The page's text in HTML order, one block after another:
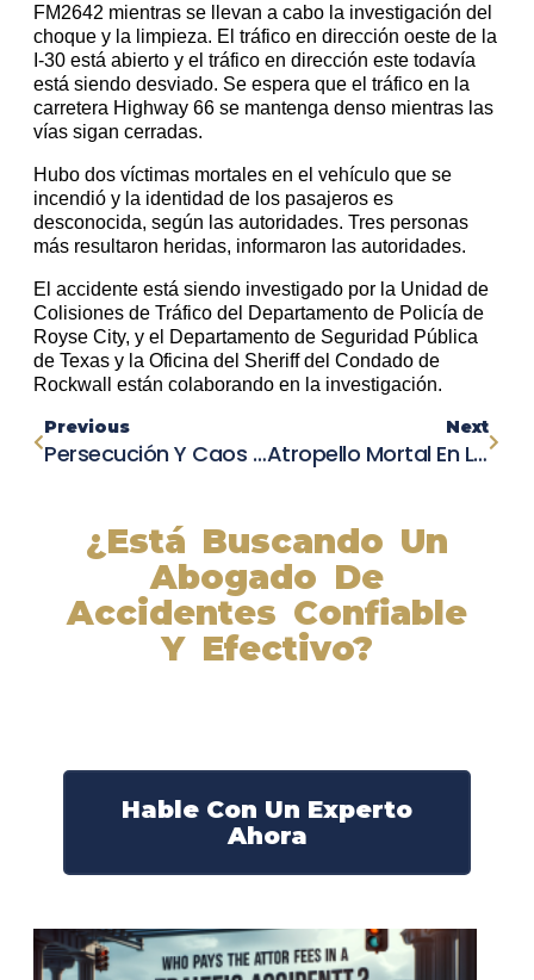
FM2642 mientras se llevan a cabo la investigación del
choque y la limpieza. El tráfico en dirección oeste de la
I-30 está abierto y el tráfico en dirección este todavía
está siendo desviado. Se espera que el tráfico en la
carretera Highway 66 se mantenga denso mientras las
vías sigan cerradas.
Hubo dos víctimas mortales en el vehículo que se
incendió y la identidad de los pasajeros es
desconocida, según las autoridades. Tres personas
más resultaron heridas, informaron las autoridades.
El accidente está siendo investigado por la Unidad de
Colisiones de Tráfico del Departamento de Policía de
Royse City, y el Departamento de Seguridad Pública
de Texas y la Oficina del Sheriff del Condado de
Rockwall están colaborando en la investigación.
Previous
Persecución Y Caos En Petaluma: Conductor Ebrio Provoca Choque Múltiple Y Escapa A Una Casa
Next
Atropello Mortal En La I-215: Policía Busca A Conductor Prófugo
¿Está Buscando Un
Abogado De
Accidentes Confiable
Y Efectivo?
Hable Con Un Experto
Ahora